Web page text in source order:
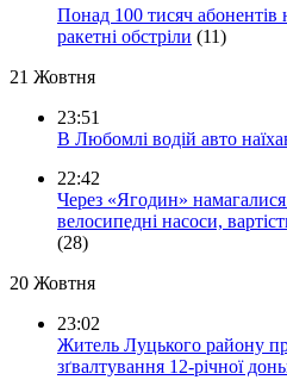
Понад 100 тисяч абонентів
ракетні обстріли (11)
21 Жовтня
23:51
В Любомлі водій авто
22:42
Через «Ягодин»
велосипедні насоси,
(28)
20 Жовтня
23:02
Житель Луцького району
зґвалтування 12-річної